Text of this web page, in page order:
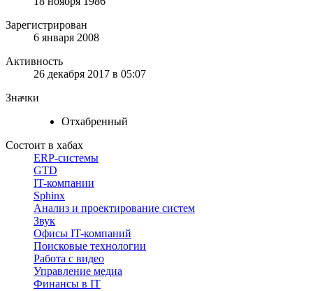
Зарегистрирован
6 января 2008
Активность
26 декабря 2017 в 05:07
Значки
Отхабренный
Состоит в хабах
ERP-системы
GTD
IT-компании
Sphinx
Анализ и проектирование систем
Звук
Офисы IT-компаний
Поисковые технологии
Работа с видео
Управление медиа
Финансы в IT